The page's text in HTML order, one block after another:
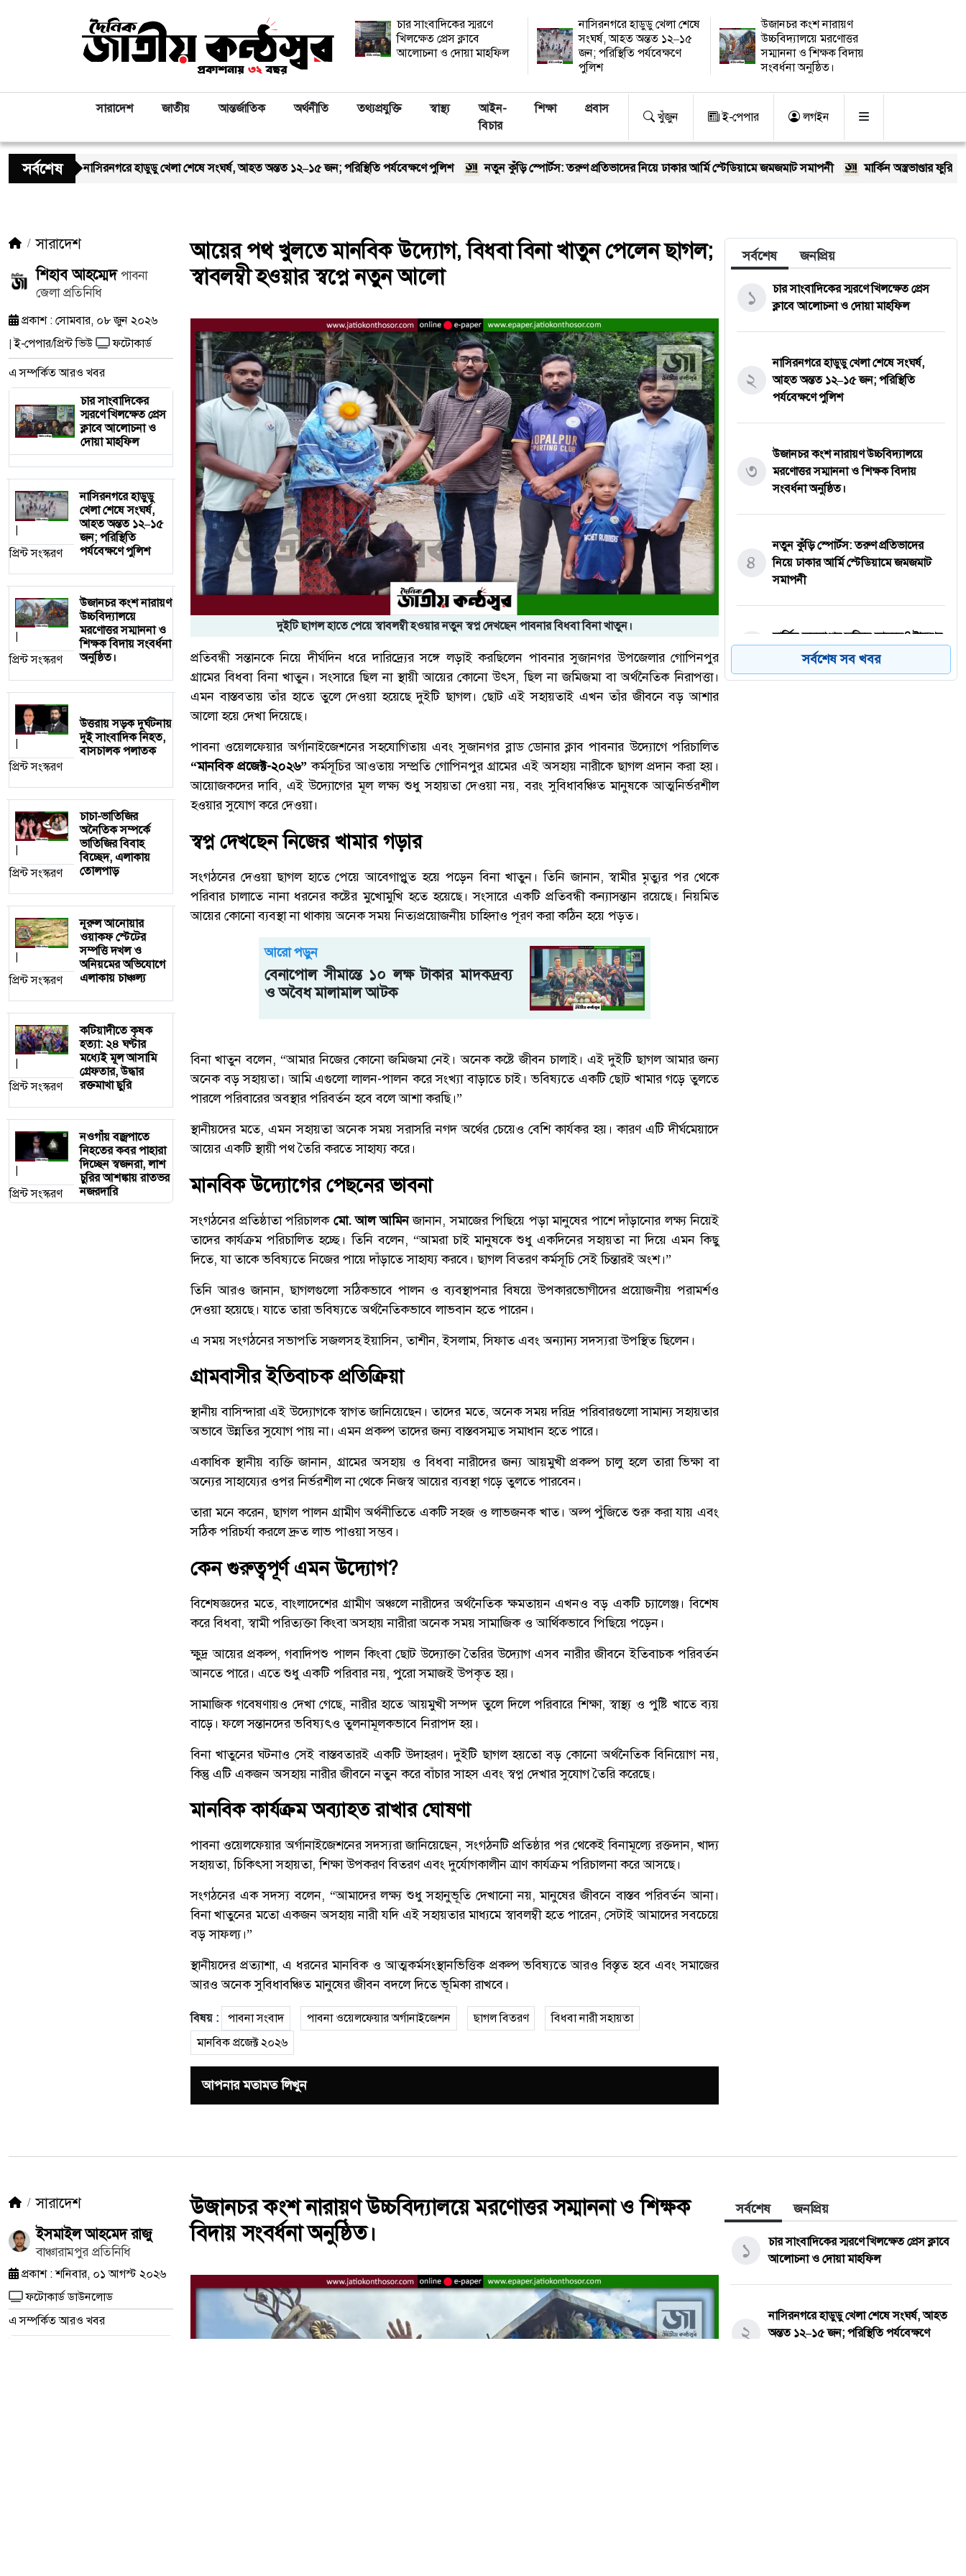
চার সাংবাদিকের স্মরণে
খিলক্ষেত প্রেস ক্লাবে
আলোচনা ও দোয়া মাহফিল
নাসিরনগরে হাডুডু খেলা শেষে
সংঘর্ষ, আহত অন্তত ১২–১৫
জন; পরিস্থিতি পর্যবেক্ষণে
পুলিশ
উজানচর কংশ নারায়ণ
উচ্চবিদ্যালয়ে মরণোত্তর
সম্মাননা ও শিক্ষক বিদায়
সংবর্ধনা অনুষ্ঠিত।
সারাদেশ জাতীয় আন্তর্জাতিক অর্থনীতি তথ্যপ্রযুক্তি স্বাস্থ্য
আইন-
বিচার
শিক্ষা প্রবাস
খুঁজুন ই-পেপার লগইন
সর্বশেষ
নাসিরনগরে হাডুডু খেলা শেষে সংঘর্ষ, আহত অন্তত ১২–১৫ জন; পরিস্থিতি পর্যবেক্ষণে পুলিশ নতুন কুঁড়ি স্পোর্টস: তরুণ প্রতিভাদের নিয়ে ঢাকার আর্মি স্টেডিয়ামে জমজমাট সমাপনী মার্কিন অস্ত্রভাণ্ডার ফুরিয়ে আসছে? ট্রাম্পের
সারাদেশ
শিহাব আহম্মেদপাবনা
জেলা প্রতিনিধি
প্রকাশ : সোমবার, ০৮ জুন ২০২৬
| ই-পেপার/প্রিন্ট ভিউ
ফটোকার্ড
এ সম্পর্কিত আরও খবর
চার সাংবাদিকের
স্মরণে খিলক্ষেত প্রেস
ক্লাবে আলোচনা ও
দোয়া মাহফিল
|
প্রিন্ট সংস্করণ
নাসিরনগরে হাডুডু
খেলা শেষে সংঘর্ষ,
আহত অন্তত ১২–১৫
জন; পরিস্থিতি
পর্যবেক্ষণে পুলিশ
|
প্রিন্ট সংস্করণ
উজানচর কংশ নারায়ণ
উচ্চবিদ্যালয়ে
মরণোত্তর সম্মাননা ও
শিক্ষক বিদায় সংবর্ধনা
অনুষ্ঠিত।
|
প্রিন্ট সংস্করণ
উত্তরায় সড়ক দুর্ঘটনায়
দুই সাংবাদিক নিহত,
বাসচালক পলাতক
|
প্রিন্ট সংস্করণ
চাচা-ভাতিজির
অনৈতিক সম্পর্কে
ভাতিজির বিবাহ
বিচ্ছেদ, এলাকায়
তোলপাড়
|
প্রিন্ট সংস্করণ
নূরুল আনোয়ার
ওয়াকফ স্টেটের
সম্পত্তি দখল ও
অনিয়মের অভিযোগে
এলাকায় চাঞ্চল্য
প্রিন্ট সংস্করণ
কটিয়াদীতে কৃষক
হত্যা: ২৪ ঘণ্টার
মধ্যেই মূল আসামি
গ্রেফতার, উদ্ধার
রক্তমাখা ছুরি
|
প্রিন্ট সংস্করণ
নওগাঁয় বজ্রপাতে
নিহতের কবর পাহারা
দিচ্ছেন স্বজনরা, লাশ
চুরির আশঙ্কায় রাতভর
নজরদারি
আয়ের পথ খুলতে মানবিক উদ্যোগ, বিধবা বিনা খাতুন পেলেন ছাগল;
স্বাবলম্বী হওয়ার স্বপ্নে নতুন আলো
দুইটি ছাগল হাতে পেয়ে স্বাবলম্বী হওয়ার নতুন স্বপ্ন দেখছেন পাবনার বিধবা বিনা খাতুন।
প্রতিবন্ধী সন্তানকে নিয়ে দীর্ঘদিন ধরে দারিদ্র্যের সঙ্গে লড়াই করছিলেন পাবনার সুজানগর উপজেলার গোপিনপুর
গ্রামের বিধবা বিনা খাতুন। সংসারে ছিল না স্থায়ী আয়ের কোনো উৎস, ছিল না জমিজমা বা অর্থনৈতিক নিরাপত্তা।
এমন বাস্তবতায় তাঁর হাতে তুলে দেওয়া হয়েছে দুইটি ছাগল। ছোট এই সহায়তাই এখন তাঁর জীবনে বড় আশার
আলো হয়ে দেখা দিয়েছে।
পাবনা ওয়েলফেয়ার অর্গানাইজেশনের সহযোগিতায় এবং সুজানগর ব্লাড ডোনার ক্লাব পাবনার উদ্যোগে পরিচালিত
“মানবিক প্রজেক্ট-২০২৬” কর্মসূচির আওতায় সম্প্রতি গোপিনপুর গ্রামের এই অসহায় নারীকে ছাগল প্রদান করা হয়।
আয়োজকদের দাবি, এই উদ্যোগের মূল লক্ষ্য শুধু সহায়তা দেওয়া নয়, বরং সুবিধাবঞ্চিত মানুষকে আত্মনির্ভরশীল
হওয়ার সুযোগ করে দেওয়া।
স্বপ্ন দেখছেন নিজের খামার গড়ার
সংগঠনের দেওয়া ছাগল হাতে পেয়ে আবেগাপ্লুত হয়ে পড়েন বিনা খাতুন। তিনি জানান, স্বামীর মৃত্যুর পর থেকে
পরিবার চালাতে নানা ধরনের কষ্টের মুখোমুখি হতে হয়েছে। সংসারে একটি প্রতিবন্ধী কন্যাসন্তান রয়েছে। নিয়মিত
আয়ের কোনো ব্যবস্থা না থাকায় অনেক সময় নিত্যপ্রয়োজনীয় চাহিদাও পূরণ করা কঠিন হয়ে পড়ত।
আরো পড়ুন
বেনাপোল সীমান্তে ১০ লক্ষ টাকার মাদকদ্রব্য
ও অবৈধ মালামাল আটক
বিনা খাতুন বলেন, “আমার নিজের কোনো জমিজমা নেই। অনেক কষ্টে জীবন চালাই। এই দুইটি ছাগল আমার জন্য
অনেক বড় সহায়তা। আমি এগুলো লালন-পালন করে সংখ্যা বাড়াতে চাই। ভবিষ্যতে একটি ছোট খামার গড়ে তুলতে
পারলে পরিবারের অবস্থার পরিবর্তন হবে বলে আশা করছি।”
স্থানীয়দের মতে, এমন সহায়তা অনেক সময় সরাসরি নগদ অর্থের চেয়েও বেশি কার্যকর হয়। কারণ এটি দীর্ঘমেয়াদে
আয়ের একটি স্থায়ী পথ তৈরি করতে সাহায্য করে।
মানবিক উদ্যোগের পেছনের ভাবনা
সংগঠনের প্রতিষ্ঠাতা পরিচালক মো. আল আমিনজানান, সমাজের পিছিয়ে পড়া মানুষের পাশে দাঁড়ানোর লক্ষ্য নিয়েই
তাদের কার্যক্রম পরিচালিত হচ্ছে। তিনি বলেন, “আমরা চাই মানুষকে শুধু একদিনের সহায়তা না দিয়ে এমন কিছু
দিতে, যা তাকে ভবিষ্যতে নিজের পায়ে দাঁড়াতে সাহায্য করবে। ছাগল বিতরণ কর্মসূচি সেই চিন্তারই অংশ।”
তিনি আরও জানান, ছাগলগুলো সঠিকভাবে পালন ও ব্যবস্থাপনার বিষয়ে উপকারভোগীদের প্রয়োজনীয় পরামর্শও
দেওয়া হয়েছে। যাতে তারা ভবিষ্যতে অর্থনৈতিকভাবে লাভবান হতে পারেন।
এ সময় সংগঠনের সভাপতি সজলসহ ইয়াসিন, তাশীন, ইসলাম, সিফাত এবং অন্যান্য সদস্যরা উপস্থিত ছিলেন।
গ্রামবাসীর ইতিবাচক প্রতিক্রিয়া
স্থানীয় বাসিন্দারা এই উদ্যোগকে স্বাগত জানিয়েছেন। তাদের মতে, অনেক সময় দরিদ্র পরিবারগুলো সামান্য সহায়তার
অভাবে উন্নতির সুযোগ পায় না। এমন প্রকল্প তাদের জন্য বাস্তবসম্মত সমাধান হতে পারে।
একাধিক স্থানীয় ব্যক্তি জানান, গ্রামের অসহায় ও বিধবা নারীদের জন্য আয়মুখী প্রকল্প চালু হলে তারা ভিক্ষা বা
অন্যের সাহায্যের ওপর নির্ভরশীল না থেকে নিজস্ব আয়ের ব্যবস্থা গড়ে তুলতে পারবেন।
তারা মনে করেন, ছাগল পালন গ্রামীণ অর্থনীতিতে একটি সহজ ও লাভজনক খাত। অল্প পুঁজিতে শুরু করা যায় এবং
সঠিক পরিচর্যা করলে দ্রুত লাভ পাওয়া সম্ভব।
কেন গুরুত্বপূর্ণ এমন উদ্যোগ?
বিশেষজ্ঞদের মতে, বাংলাদেশের গ্রামীণ অঞ্চলে নারীদের অর্থনৈতিক ক্ষমতায়ন এখনও বড় একটি চ্যালেঞ্জ। বিশেষ
করে বিধবা, স্বামী পরিত্যক্তা কিংবা অসহায় নারীরা অনেক সময় সামাজিক ও আর্থিকভাবে পিছিয়ে পড়েন।
ক্ষুদ্র আয়ের প্রকল্প, গবাদিপশু পালন কিংবা ছোট উদ্যোক্তা তৈরির উদ্যোগ এসব নারীর জীবনে ইতিবাচক পরিবর্তন
আনতে পারে। এতে শুধু একটি পরিবার নয়, পুরো সমাজই উপকৃত হয়।
সামাজিক গবেষণায়ও দেখা গেছে, নারীর হাতে আয়মুখী সম্পদ তুলে দিলে পরিবারে শিক্ষা, স্বাস্থ্য ও পুষ্টি খাতে ব্যয়
বাড়ে। ফলে সন্তানদের ভবিষ্যৎও তুলনামূলকভাবে নিরাপদ হয়।
বিনা খাতুনের ঘটনাও সেই বাস্তবতারই একটি উদাহরণ। দুইটি ছাগল হয়তো বড় কোনো অর্থনৈতিক বিনিয়োগ নয়,
কিন্তু এটি একজন অসহায় নারীর জীবনে নতুন করে বাঁচার সাহস এবং স্বপ্ন দেখার সুযোগ তৈরি করেছে।
মানবিক কার্যক্রম অব্যাহত রাখার ঘোষণা
পাবনা ওয়েলফেয়ার অর্গানাইজেশনের সদস্যরা জানিয়েছেন, সংগঠনটি প্রতিষ্ঠার পর থেকেই বিনামূল্যে রক্তদান, খাদ্য
সহায়তা, চিকিৎসা সহায়তা, শিক্ষা উপকরণ বিতরণ এবং দুর্যোগকালীন ত্রাণ কার্যক্রম পরিচালনা করে আসছে।
সংগঠনের এক সদস্য বলেন, “আমাদের লক্ষ্য শুধু সহানুভূতি দেখানো নয়, মানুষের জীবনে বাস্তব পরিবর্তন আনা।
বিনা খাতুনের মতো একজন অসহায় নারী যদি এই সহায়তার মাধ্যমে স্বাবলম্বী হতে পারেন, সেটাই আমাদের সবচেয়ে
বড় সাফল্য।”
স্থানীয়দের প্রত্যাশা, এ ধরনের মানবিক ও আত্মকর্মসংস্থানভিত্তিক প্রকল্প ভবিষ্যতে আরও বিস্তৃত হবে এবং সমাজের
আরও অনেক সুবিধাবঞ্চিত মানুষের জীবন বদলে দিতে ভূমিকা রাখবে।
বিষয় : পাবনা সংবাদ পাবনা ওয়েলফেয়ার অর্গানাইজেশন ছাগল বিতরণ
বিধবা নারী সহায়তা
মানবিক প্রজেক্ট ২০২৬
আপনার মতামত লিখুন
সর্বশেষ জনপ্রিয়
১
চার সাংবাদিকের স্মরণে খিলক্ষেত প্রেস
ক্লাবে আলোচনা ও দোয়া মাহফিল
২
নাসিরনগরে হাডুডু খেলা শেষে সংঘর্ষ,
আহত অন্তত ১২–১৫ জন; পরিস্থিতি
পর্যবেক্ষণে পুলিশ
৩
উজানচর কংশ নারায়ণ উচ্চবিদ্যালয়ে
মরণোত্তর সম্মাননা ও শিক্ষক বিদায়
সংবর্ধনা অনুষ্ঠিত।
৪
নতুন কুঁড়ি স্পোর্টস: তরুণ প্রতিভাদের
নিয়ে ঢাকার আর্মি স্টেডিয়ামে জমজমাট
সমাপনী
৫
মার্কিন অস্ত্রভাণ্ডার ফুরিয়ে আসছে? ট্রাম্পের
কড়া জবাবে চাঞ্চল্য
সর্বশেষ সব খবর
সারাদেশ
ইসমাইল আহমেদ রাজু
বাঞ্চারামপুর প্রতিনিধি
প্রকাশ : শনিবার, ০১ আগস্ট ২০২৬
ফটোকার্ড ডাউনলোড
এ সম্পর্কিত আরও খবর
উজানচর কংশ নারায়ণ উচ্চবিদ্যালয়ে মরণোত্তর সম্মাননা ও শিক্ষক
বিদায় সংবর্ধনা অনুষ্ঠিত।
সর্বশেষ জনপ্রিয়
১
চার সাংবাদিকের স্মরণে খিলক্ষেত প্রেস ক্লাবে
আলোচনা ও দোয়া মাহফিল
২
নাসিরনগরে হাডুডু খেলা শেষে সংঘর্ষ, আহত
অন্তত ১২–১৫ জন; পরিস্থিতি পর্যবেক্ষণে